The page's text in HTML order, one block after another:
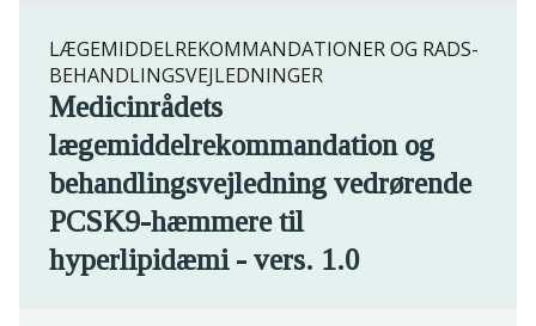
LÆGEMIDDELREKOMMANDATIONER OG RADS-
BEHANDLINGSVEJLEDNINGER
Medicinrådets
lægemiddelrekommandation og
behandlingsvejledning vedrørende
PCSK9-hæmmere til
hyperlipidæmi - vers. 1.0